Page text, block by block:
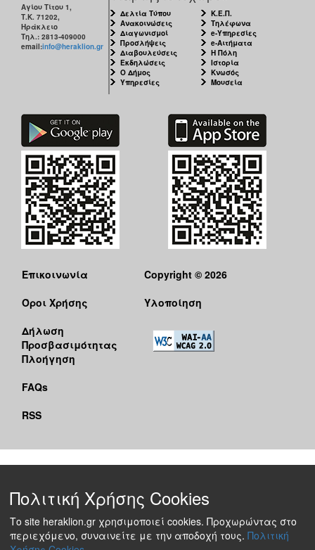
Αγίου Τίτου 1,
Τ.Κ. 71202,
Ηράκλειο
Τηλ.: 2813-409000
email:info@heraklion.gr
Δελτία Τύπου
Ανακοινώσεις
Διαγωνισμοί
Προσλήψεις
Διαβουλεύσεις
Εκδηλώσεις
Ο Δήμος
Υπηρεσίες
Κ.Ε.Π.
Τηλέφωνα
e-Υπηρεσίες
e-Αιτήματα
Η Πόλη
Ιστορία
Κνωσός
Μουσεία
Επικοινωνία
Όροι Χρήσης
Δήλωση
Προσβασιμότητας
Πλοήγηση
FAQs
RSS
Copyright © 2026
Υλοποίηση
Πολιτική Χρήσης Cookies
Το site heraklion.gr χρησιμοποιεί cookies. Προχωρώντας στο
περιεχόμενο, συναινείτε με την αποδοχή τους. Πολιτική